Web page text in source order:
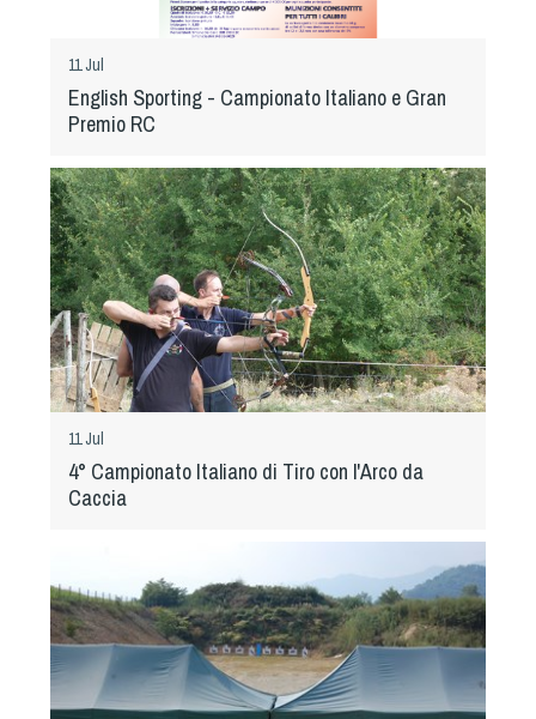
11 Jul
English Sporting - Campionato Italiano e Gran
Premio RC
11 Jul
4° Campionato Italiano di Tiro con l'Arco da
Caccia